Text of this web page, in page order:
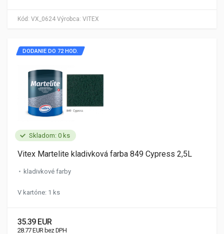
Kód: VX_0624 Výrobca: VITEX
Skladom: 0 ks
DODANIE DO 72 HOD.
Vitex Martelite kladivková farba 849 Cypress 2,5L
kladivkové farby
V kartóne: 1 ks
35.39 EUR
28.77 EUR bez DPH